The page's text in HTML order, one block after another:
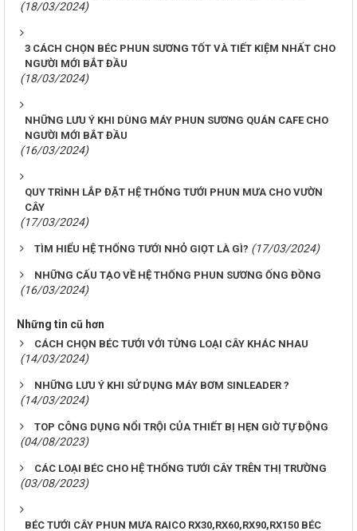
(18/03/2024)
3 CÁCH CHỌN BÉC PHUN SƯƠNG TỐT VÀ TIẾT KIỆM NHẤT CHO
NGƯỜI MỚI BẮT ĐẦU
(18/03/2024)
NHỮNG LƯU Ý KHI DÙNG MÁY PHUN SƯƠNG QUÁN CAFE CHO
NGƯỜI MỚI BẮT ĐẦU
(16/03/2024)
QUY TRÌNH LẮP ĐẶT HỆ THỐNG TƯỚI PHUN MƯA CHO VƯỜN
CÂY
(17/03/2024)
TÌM HIỂU HỆ THỐNG TƯỚI NHỎ GIỌT LÀ GÌ? (17/03/2024)
NHỮNG CẤU TẠO VỀ HỆ THỐNG PHUN SƯƠNG ỐNG ĐỒNG
(16/03/2024)
Những tin cũ hơn
CÁCH CHỌN BÉC TƯỚI VỚI TỪNG LOẠI CÂY KHÁC NHAU
(14/03/2024)
NHỮNG LƯU Ý KHI SỬ DỤNG MÁY BƠM SINLEADER ?
(14/03/2024)
TOP CÔNG DỤNG NỔI TRỘI CỦA THIẾT BỊ HẸN GIỜ TỰ ĐỘNG
(04/08/2023)
CÁC LOẠI BÉC CHO HỆ THỐNG TƯỚI CÂY TRÊN THỊ TRƯỜNG
(03/08/2023)
BÉC TƯỚI CÂY PHUN MƯA RAICO RX30,RX60,RX90,RX150 BÉC